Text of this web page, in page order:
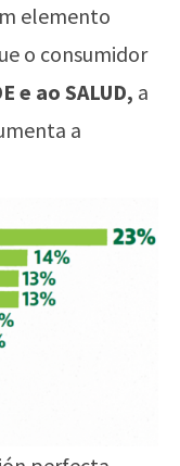
elemento
o consumidor
e ao SALUD, a
a